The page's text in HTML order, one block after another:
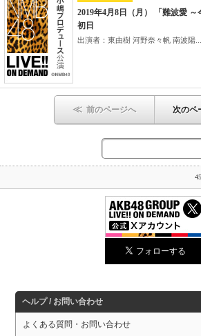
2019年4月8日（月） 「難波愛
初日
出演者：東由樹 河野奈々帆 南波陽...
≪ 前のページへ 次のペ
ヘルプ / お問い合わせ
よくある質問・お問い合わせ